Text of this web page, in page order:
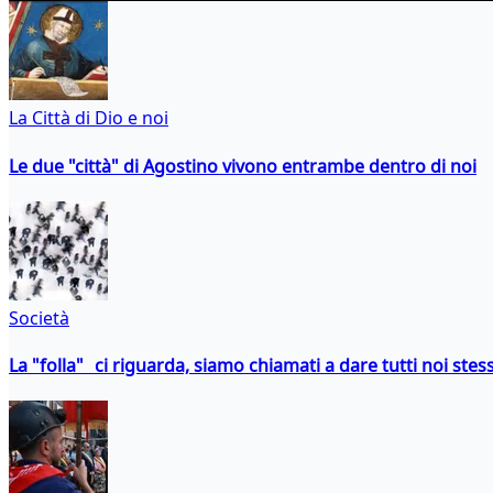
La Città di Dio e noi
Le due "città" di Agostino vivono entrambe dentro di noi
Società
La "folla" ci riguarda, siamo chiamati a dare tutti noi